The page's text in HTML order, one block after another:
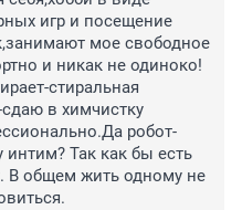
игр и посещение
мое свободное
и никак не одиноко!
стиральная
в химчистку
робот-
интим? Так как бы есть
В общем жить одному не